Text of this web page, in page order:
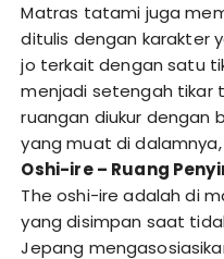
Matras tatami juga
ditulis dengan karakter
jo terkait dengan satu
menjadi setengah tikar
ruangan diukur dengan
yang muat di
Oshi-ire – Ruang
The oshi-ire adalah di
yang disimpan saat
Jepang